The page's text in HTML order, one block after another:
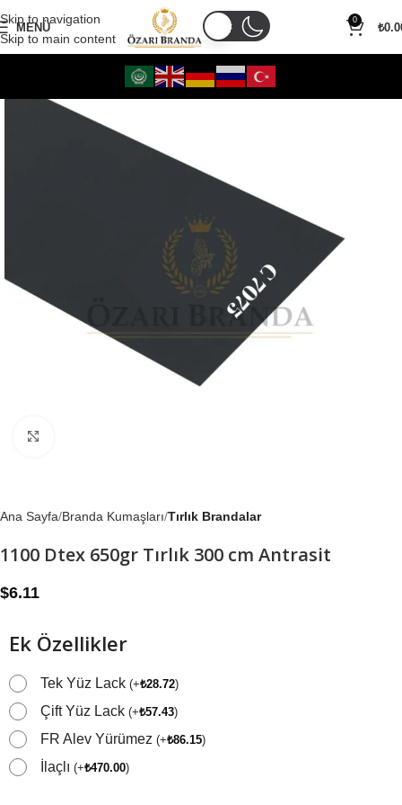
Skip to navigation
Skip to main content
MENÜ
0
₺
Ana Sayfa Branda Kumaşları Tırlık Brandalar
1100 Dtex 650gr Tırlık 300 cm Antrasit
$6.11
Ek Özellikler
Tek Yüz Lack (+₺28.72)
Çift Yüz Lack (+₺57.43)
FR Alev Yürümez (+₺86.15)
İlaçlı (+₺470.00)